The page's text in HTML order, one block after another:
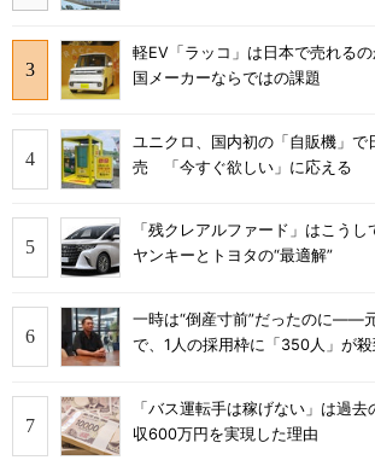
軽EV「ラッコ」は日本で売れる
国メーカーならではの課題
ユニクロ、国内初の「自販機」で
売 「今すぐ欲しい」に応える
「残クレアルファード」はこう
ヤンキーとトヨタの“最適解”
一時は“倒産寸前”だったのに――
で、1人の採用枠に「350人」が
「バス運転手は稼げない」は過
収600万円を実現した理由